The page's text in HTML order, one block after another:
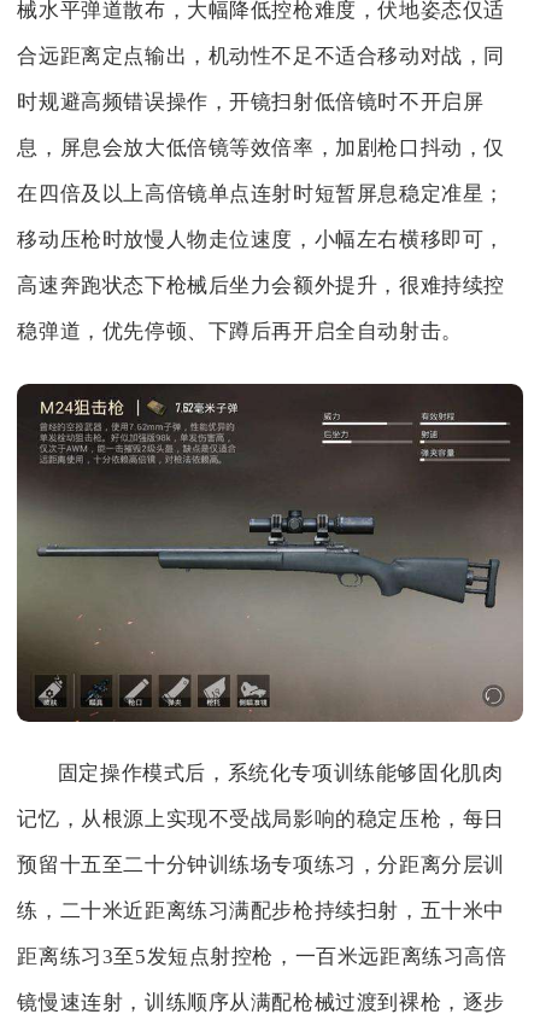
械水平弹道散布，大幅降低控枪难度，伏地姿态仅适
合远距离定点输出，机动性不足不适合移动对战，同
时规避高频错误操作，开镜扫射低倍镜时不开启屏
息，屏息会放大低倍镜等效倍率，加剧枪口抖动，仅
在四倍及以上高倍镜单点连射时短暂屏息稳定准星；
移动压枪时放慢人物走位速度，小幅左右横移即可，
高速奔跑状态下枪械后坐力会额外提升，很难持续控
稳弹道，优先停顿、下蹲后再开启全自动射击。
固定操作模式后，系统化专项训练能够固化肌肉
记忆，从根源上实现不受战局影响的稳定压枪，每日
预留十五至二十分钟训练场专项练习，分距离分层训
练，二十米近距离练习满配步枪持续扫射，五十米中
距离练习3至5发短点射控枪，一百米远距离练习高倍
镜慢速连射，训练顺序从满配枪械过渡到裸枪，逐步